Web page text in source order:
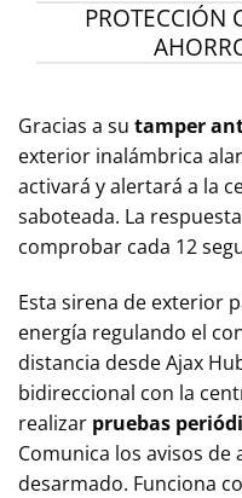
PROTECCIÓN
Gracias a su tamper
exterior inalámbrica
activará y alertará a la
saboteada. La
comprobar cada 12
Esta sirena de exterior
energía regulando el
distancia desde Ajax
bidireccional con la
realizar pruebas
Comunica los avisos de
desarmado. Funciona